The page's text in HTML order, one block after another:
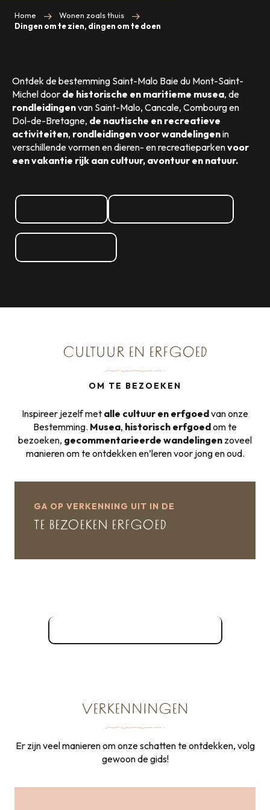
Home
Wonen zoals thuis
Dingen om te zien, dingen om te doen
Ontdek de bestemming Saint-Malo Baie du Mont-Saint-
Michel door de historische en maritieme musea, de
rondleidingenvan Saint-Malo, Cancale, Combourg en
Dol-de-Bretagne, de nautische en recreatieve
activiteiten, rondleidingen voor wandelingenin
verschillende vormen en dieren- en recreatieparkenvoor
een vakantie rijk aan cultuur, avontuur en natuur.
CULTUUR EN ERFGOED
OM TE BEZOEKEN
Inspireer jezelf met alle cultuur en erfgoedvan onze
Bestemming. Musea, historisch erfgoedom te
bezoeken, gecommentarieerde wandelingen zoveel
manieren om te ontdekken en’leren voor jong en oud.
GA OP VERKENNING UIT IN DE
TE BEZOEKEN ERFGOED
VERKENNINGEN
Er zijn veel manieren om onze schatten te ontdekken, volg
gewoon de gids!